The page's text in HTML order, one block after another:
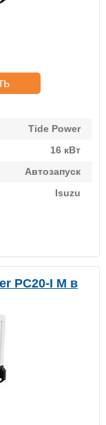
Tide Power
16 кВт
Автозапуск
Isuzu
PC20-I M в